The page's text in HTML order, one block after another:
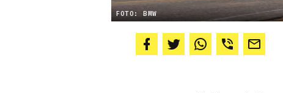
FOTO: BMW